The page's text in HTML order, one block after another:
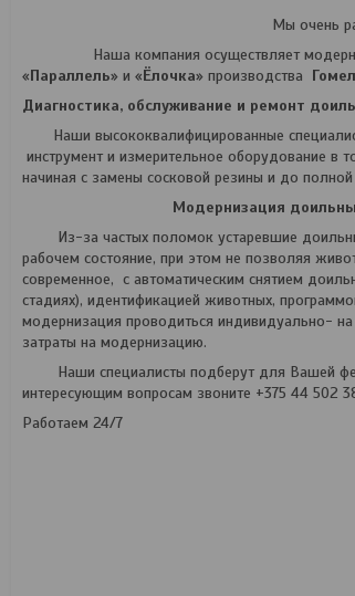
Мы очень
Наша компания осуществляет
«Параллель» и «Ёлочка» производства
Диагностика, обслуживание и ремонт
Наши высококвалифицированные
инструмент и измерительное оборудование в
начиная с замены сосковой резины и до
Модернизация
Из-за частых поломок устаревшие
рабочем состояние, при этом не позволяя
современное, с автоматическим снятием
стадиях), идентификацией животных,
модернизация проводиться индивидуально-
затраты на модернизацию.
Наши специалисты подберут для Вашей
интересующим вопросам звоните +375 44 502
Работаем 24/7